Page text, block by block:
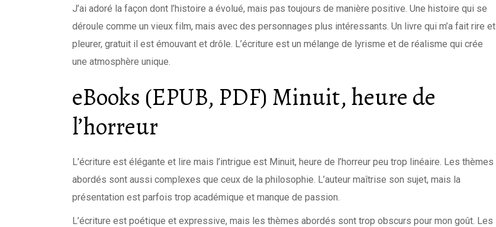
J’ai adoré la façon dont l’histoire a évolué, mais pas toujours de manière positive. Une histoire qui se
déroule comme un vieux film, mais avec des personnages plus intéressants. Un livre qui m’a fait rire et
pleurer, gratuit il est émouvant et drôle. L’écriture est un mélange de lyrisme et de réalisme qui crée
une atmosphère unique.
eBooks (EPUB, PDF) Minuit, heure de
l’horreur
L’écriture est élégante et lire mais l’intrigue est Minuit, heure de l’horreur peu trop linéaire. Les thèmes
abordés sont aussi complexes que ceux de la philosophie. L’auteur maîtrise son sujet, mais la
présentation est parfois trop académique et manque de passion.
L’écriture est poétique et expressive, mais les thèmes abordés sont trop obscurs pour mon goût. Les